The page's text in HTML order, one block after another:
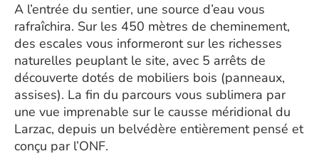
A l’entrée du sentier, une source d’eau vous
rafraîchira. Sur les 450 mètres de cheminement,
des escales vous informeront sur les richesses
naturelles peuplant le site, avec 5 arrêts de
découverte dotés de mobiliers bois (panneaux,
assises). La fin du parcours vous sublimera par
une vue imprenable sur le causse méridional du
Larzac, depuis un belvédère entièrement pensé et
conçu par l’ONF.